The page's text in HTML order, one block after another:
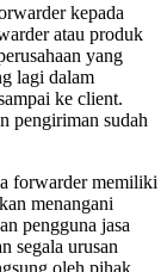
kepada
atau produk
yang
lagi dalam
ke client.
pengiriman sudah
forwarder memiliki
menangani
pengguna jasa
segala urusan
oleh pihak